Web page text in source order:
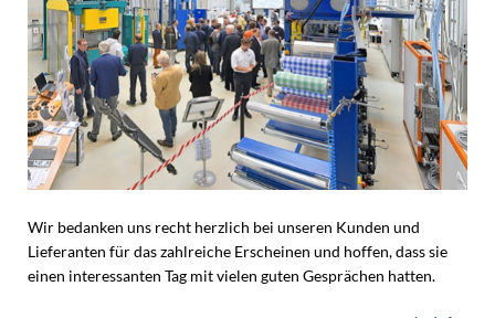
Wir bedanken uns recht herzlich bei unseren Kunden und
Lieferanten für das zahlreiche Erscheinen und hoffen, dass sie
einen interessanten Tag mit vielen guten Gesprächen hatten.